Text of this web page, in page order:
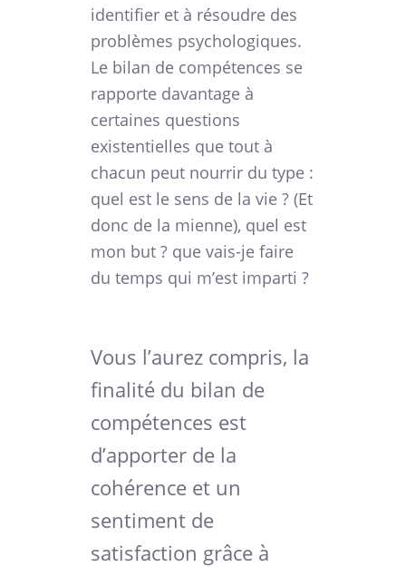
identifier et à résoudre des
problèmes psychologiques.
Le bilan de compétences se
rapporte davantage à
certaines questions
existentielles que tout à
chacun peut nourrir du type :
quel est le sens de la vie ? (Et
donc de la mienne), quel est
mon but ? que vais-je faire
du temps qui m’est imparti ?
Vous l’aurez compris, la
finalité du bilan de
compétences est
d’apporter de la
cohérence et un
sentiment de
satisfaction grâce à